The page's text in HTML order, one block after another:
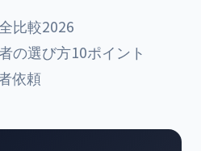
比較2026
の選び方10ポイント
依頼